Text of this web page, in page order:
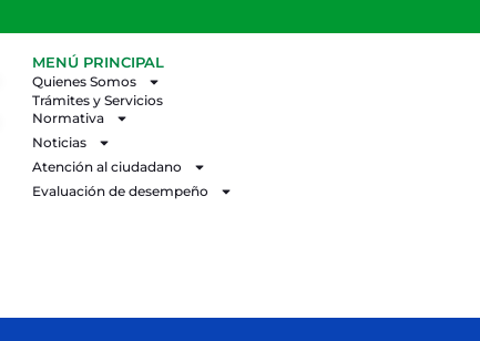
MENÚ PRINCIPAL
Quienes Somos
Trámites y Servicios
Normativa
Noticias
Atención al ciudadano
Evaluación de desempeño